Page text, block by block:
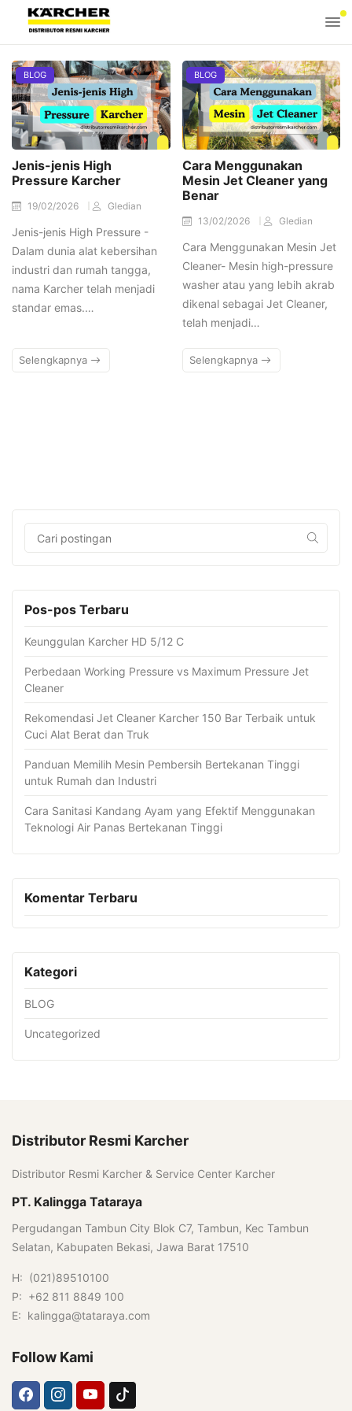
BLOG
Jenis-jenis High
Pressure Karcher
19/02/2026 Gledian
Jenis-jenis High Pressure -
Dalam dunia alat kebersihan
industri dan rumah tangga,
nama Karcher telah menjadi
standar emas.…
Selengkapnya
BLOG
Cara Menggunakan
Mesin Jet Cleaner yang
Benar
13/02/2026 Gledian
Cara Menggunakan Mesin Jet
Cleaner- Mesin high-pressure
washer atau yang lebih akrab
dikenal sebagai Jet Cleaner,
telah menjadi…
Selengkapnya
Pos-pos Terbaru
Keunggulan Karcher HD 5/12 C
Perbedaan Working Pressure vs Maximum Pressure Jet
Cleaner
Rekomendasi Jet Cleaner Karcher 150 Bar Terbaik untuk
Cuci Alat Berat dan Truk
Panduan Memilih Mesin Pembersih Bertekanan Tinggi
untuk Rumah dan Industri
Cara Sanitasi Kandang Ayam yang Efektif Menggunakan
Teknologi Air Panas Bertekanan Tinggi
Komentar Terbaru
Kategori
BLOG
Uncategorized
Distributor Resmi Karcher
Distributor Resmi Karcher & Service Center Karcher
PT. Kalingga Tataraya
Pergudangan Tambun City Blok C7, Tambun, Kec Tambun
Selatan, Kabupaten Bekasi, Jawa Barat 17510
H: (021)89510100
P: +62 811 8849 100
E: kalingga@tataraya.com
Follow Kami